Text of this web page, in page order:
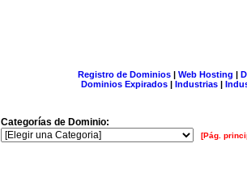
Registro de Dominios| Web Hosting |
Dominios Expirados | Industrias |
Categorías de Dominio:
[Pág.